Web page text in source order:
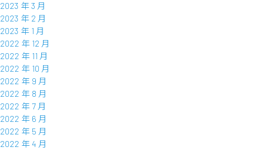
2023 年 3 月
2023 年 2 月
2023 年 1 月
2022 年 12 月
2022 年 11 月
2022 年 10 月
2022 年 9 月
2022 年 8 月
2022 年 7 月
2022 年 6 月
2022 年 5 月
2022 年 4 月